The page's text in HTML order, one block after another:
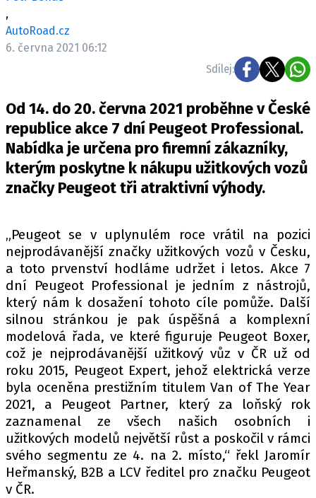
TESTY ELEKTROMOBILŮ
RALLY
OSTATNÍ
TISKOVKY
ROZHOVORY
Z DOMOVA
ZE SVĚTA
MOTORSPORT
PIT LANE
ČEŠI V AKCI
FIA CEZ & POHÁRY
MEZINÁRODNÍ SCÉNA
SLEDUJTE NÁS NA |
Máte příběh, fotku nebo video?
,
AutoRoad.cz
6. června 2021 06:12
Sdílej:
Od 14. do 20. června 2021 proběhne v České
republice akce 7 dní Peugeot Professional.
Nabídka je určena pro firemní zákazníky,
kterým poskytne k nákupu užitkových vozů
značky Peugeot tři atraktivní výhody.
„Peugeot se v uplynulém roce vrátil na pozici
nejprodávanější značky užitkových vozů v Česku,
a toto prvenství hodláme udržet i letos. Akce 7
dní Peugeot Professional je jedním z nástrojů,
který nám k dosažení tohoto cíle pomůže. Další
silnou stránkou je pak úspěšná a komplexní
modelová řada, ve které figuruje Peugeot Boxer,
což je nejprodávanější užitkový vůz v ČR už od
roku 2015, Peugeot Expert, jehož elektrická verze
byla oceněna prestižním titulem Van of The Year
2021, a Peugeot Partner, který za loňský rok
zaznamenal ze všech našich osobních i
užitkových modelů největší růst a poskočil v rámci
svého segmentu ze 4. na 2. místo,“ řekl Jaromír
Heřmanský, B2B a LCV ředitel pro značku Peugeot
v ČR.